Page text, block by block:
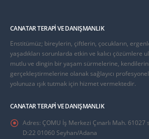
CANATAR TERAPI VE DANIŞMANLIK
Enstitümüz; bireylerin, çiftlerin, çocukların,
yaşadıkları sorunlarda etkin ve kalıcı çözümlere
mutlu ve dingin bir yaşam sürmelerine,
gerçekleştirmelerine olanak sağlayıcı
yolunuza ışık tutmak için hizmet vermektedir.
CANATAR TERAPI VE DANIŞMANLIK
Adres: ÇOMU İş Merkezi Çınarlı Mah. 61027
D:22 01060 Seyhan/Adana